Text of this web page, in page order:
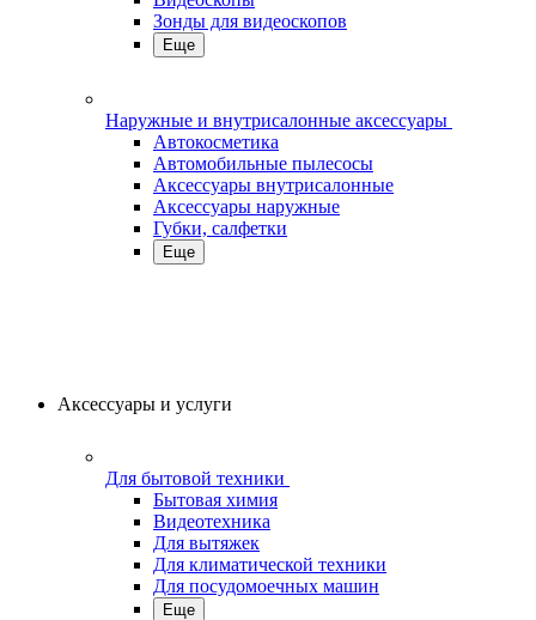
Зонды для видеоскопов
Еще
Наружные и внутрисалонные аксессуары
Автокосметика
Автомобильные пылесосы
Аксесcуары внутрисалонные
Аксессуары наружные
Губки, салфетки
Еще
Аксессуары и услуги
Для бытовой техники
Бытовая химия
Видеотехника
Для вытяжек
Для климатической техники
Для посудомоечных машин
Еще